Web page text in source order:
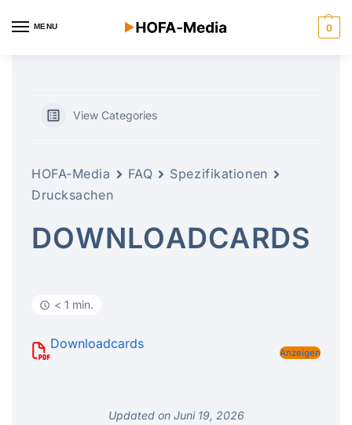
MENU 0
View Categories
HOFA-Media FAQ
Spezifikationen
Drucksachen
DOWNLOADCARDS
< 1 min.
Downloadcards
Anzeigen
Updated on Juni 19, 2026